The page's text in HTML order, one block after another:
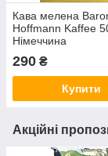
Кава мелена
Hoffmann Kaffee
Німеччина
290 ₴
Купити
Акційні